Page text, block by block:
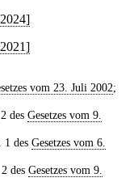
vom 23. Juli 2002;
des Gesetzes vom 9.
des Gesetzes vom 6.
des Gesetzes vom 9.